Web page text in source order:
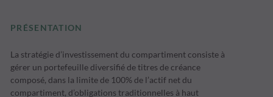
PRÉSENTATION
La stratégie d’investissement du compartiment consiste à
gérer un portefeuille diversifié de titres de créance
composé, dans la limite de 100% de l’actif net du
compartiment, d’obligations traditionnelles à haut